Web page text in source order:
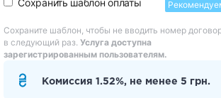
Сохранить шаблон оплаты
Сохраните шаблон, чтобы не вводить номер
в следующий раз. Услуга доступна
зарегистрированным пользователям.
Комиссия 1.52%, не менее 5 грн.